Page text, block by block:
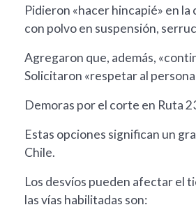
Pidieron «hacer hincapié» en
con polvo en suspensión,
Agregaron que, además,
Solicitaron «respetar al
Demoras por el corte en Ruta
Estas opciones significan un
Chile.
Los desvíos pueden afectar el
las vías habilitadas son: